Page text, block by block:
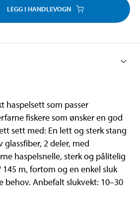
LEGG I HANDLEVOGN
haspelsett som passer
fiskere som ønsker en god
sett med: En lett og sterk stang
glassfiber, 2 deler, med
haspelsnelle, sterk og pålitelig
m, fortom og en enkel sluk
behov. Anbefalt slukvekt: 10–30